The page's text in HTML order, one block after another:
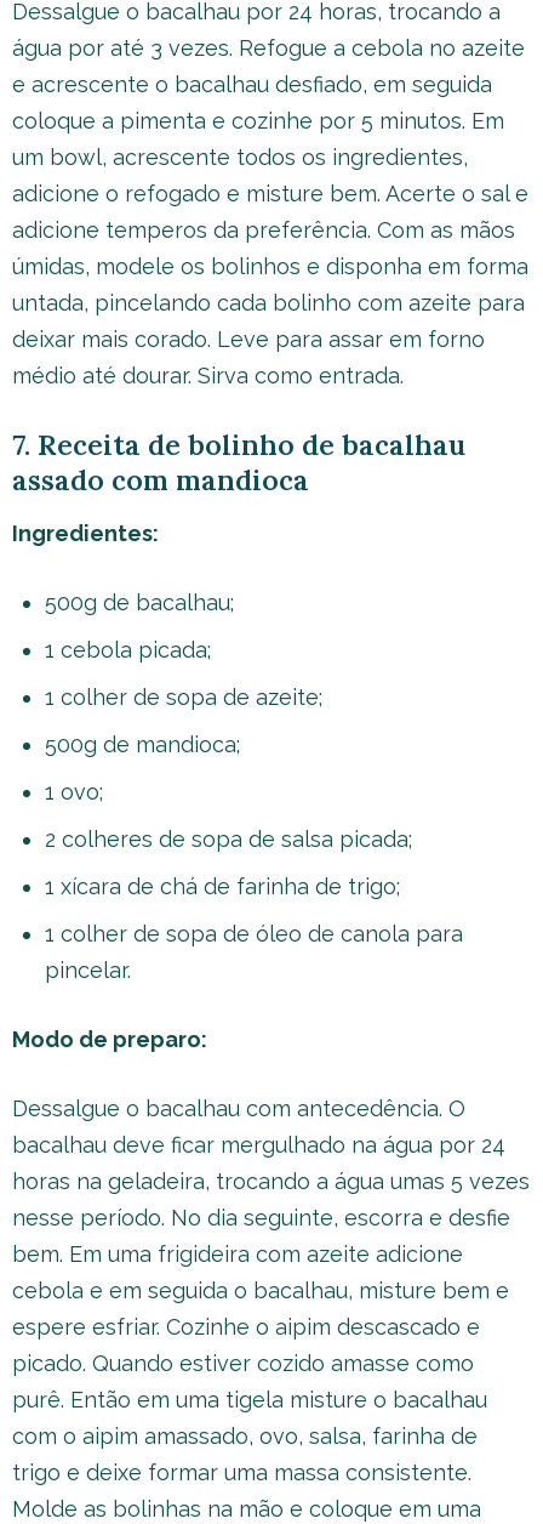
Dessalgue o bacalhau por 24 horas, trocando a
água por até 3 vezes. Refogue a cebola no azeite
e acrescente o bacalhau desfiado, em seguida
coloque a pimenta e cozinhe por 5 minutos. Em
um bowl, acrescente todos os ingredientes,
adicione o refogado e misture bem. Acerte o sal e
adicione temperos da preferência. Com as mãos
úmidas, modele os bolinhos e disponha em forma
untada, pincelando cada bolinho com azeite para
deixar mais corado. Leve para assar em forno
médio até dourar. Sirva como entrada.
7. Receita de bolinho de bacalhau
assado com mandioca
Ingredientes:
500g de bacalhau;
1 cebola picada;
1 colher de sopa de azeite;
500g de mandioca;
1 ovo;
2 colheres de sopa de salsa picada;
1 xícara de chá de farinha de trigo;
1 colher de sopa de óleo de canola para
pincelar.
Modo de preparo:
Dessalgue o bacalhau com antecedência. O
bacalhau deve ficar mergulhado na água por 24
horas na geladeira, trocando a água umas 5 vezes
nesse período. No dia seguinte, escorra e desfie
bem. Em uma frigideira com azeite adicione
cebola e em seguida o bacalhau, misture bem e
espere esfriar. Cozinhe o aipim descascado e
picado. Quando estiver cozido amasse como
purê. Então em uma tigela misture o bacalhau
com o aipim amassado, ovo, salsa, farinha de
trigo e deixe formar uma massa consistente.
Molde as bolinhas na mão e coloque em uma